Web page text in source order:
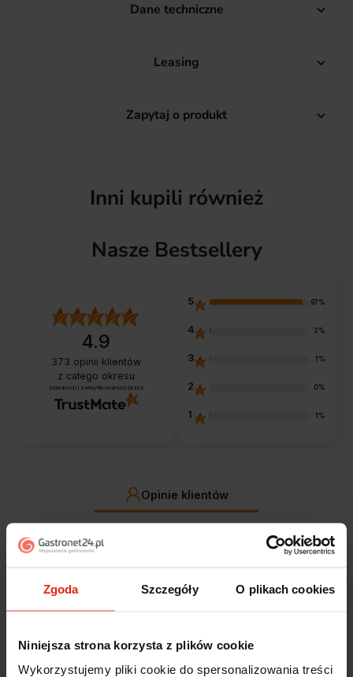
Zgoda Szczegóły O plikach cookies
Niniejsza strona korzysta z plików cookie
Wykorzystujemy pliki cookie do spersonalizowania treści
Dane techniczne 
Leasing 
Zapytaj o produkt 
Inni kupili również
Nasze Bestsellery
4.9
373 opinii klientów
z całego okresu
zebranych i zweryfikowanych przez
5 97%
4 2%
3 1%
2 0%
1 1%
Opinie klientów
filtry
Marcin
Polecam szybko sprawnie dobrze zapakowane
Zostałem świetnie obsłużony. Brawa dla pracowników.
wczoraj